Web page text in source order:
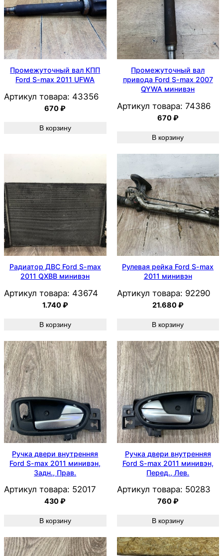
Промежуточный вал КПП
Ford S-max 2011 UFWA
Артикул товара: 43356
670₽
В корзину
Промежуточный вал
привода Ford S-max 2007
QYWA минивэн
Артикул товара: 74386
670₽
В корзину
Радиатор ДВС Ford S-max
2011 QXBB минивэн
Артикул товара: 43674
1.740₽
В корзину
Рулевая рейка Ford S-max
2011 минивэн
Артикул товара: 92290
21.680₽
В корзину
Ручка двери внутренняя
Ford S-max 2011 минивэн,
Задн., Прав.
Артикул товара: 52017
430₽
В корзину
Ручка двери внутренняя
Ford S-max 2011 минивэн,
Перед., Лев.
Артикул товара: 50283
760₽
В корзину